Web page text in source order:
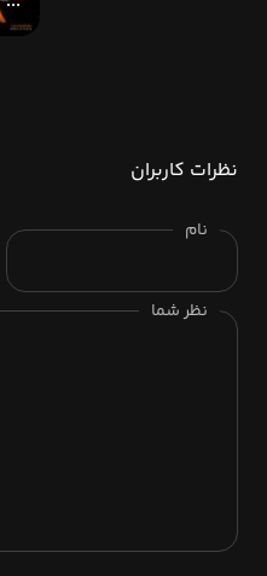
نظرات کاربران
نام
نظر شما